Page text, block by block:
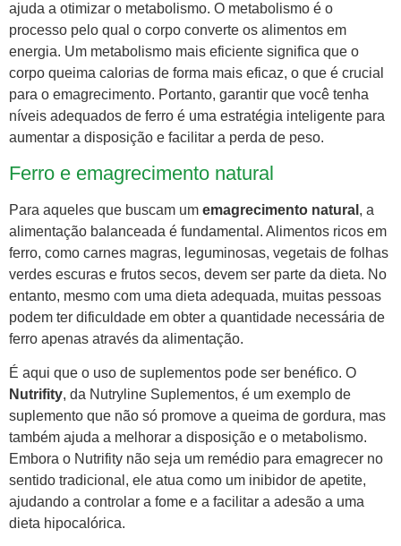
ajuda a otimizar o metabolismo. O metabolismo é o
processo pelo qual o corpo converte os alimentos em
energia. Um metabolismo mais eficiente significa que o
corpo queima calorias de forma mais eficaz, o que é crucial
para o emagrecimento. Portanto, garantir que você tenha
níveis adequados de ferro é uma estratégia inteligente para
aumentar a disposição e facilitar a perda de peso.
Ferro e emagrecimento natural
Para aqueles que buscam um emagrecimento natural , a
alimentação balanceada é fundamental. Alimentos ricos em
ferro, como carnes magras, leguminosas, vegetais de folhas
verdes escuras e frutos secos, devem ser parte da dieta. No
entanto, mesmo com uma dieta adequada, muitas pessoas
podem ter dificuldade em obter a quantidade necessária de
ferro apenas através da alimentação.
É aqui que o uso de suplementos pode ser benéfico. O
Nutrifity, da Nutryline Suplementos, é um exemplo de
suplemento que não só promove a queima de gordura, mas
também ajuda a melhorar a disposição e o metabolismo.
Embora o Nutrifity não seja um remédio para emagrecer no
sentido tradicional, ele atua como um inibidor de apetite,
ajudando a controlar a fome e a facilitar a adesão a uma
dieta hipocalórica.